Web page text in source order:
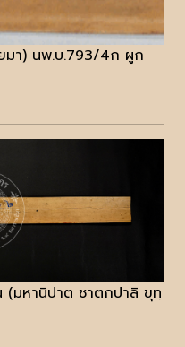
า) นพ.บ.793/4ก ผูก
(มหานิปาต ชาตกปาลิ ขุทฺ